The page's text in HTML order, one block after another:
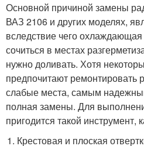
Основной причиной замены
ВАЗ 2106 и других моделях,
вследствие чего охлаждающая
сочиться в местах
нужно доливать. Хотя
предпочитают ремонтировать
слабые места, самым
полная замены. Для
пригодится такой инструмент,
Крестовая и плоская